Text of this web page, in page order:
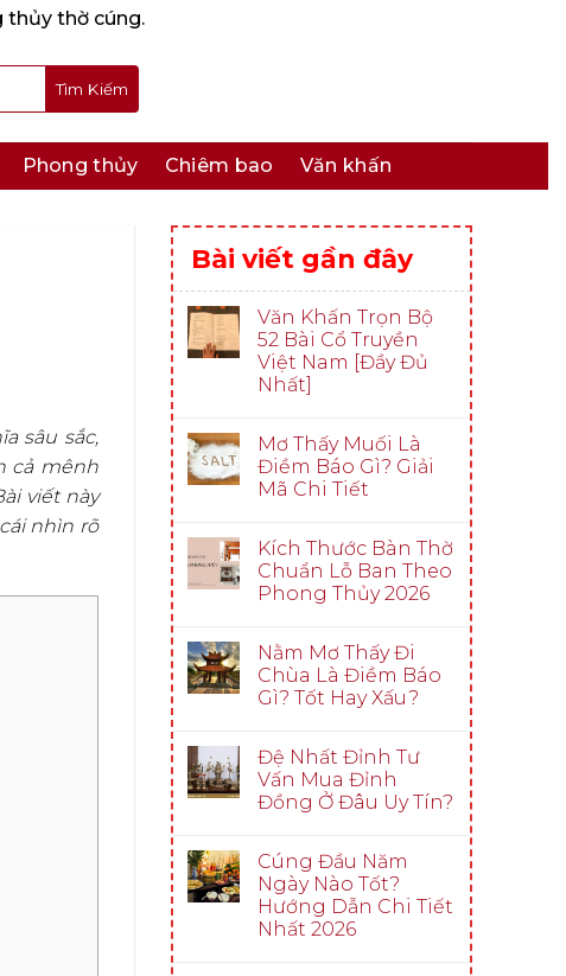
thủy thờ cúng.
Phong thủy Chiêm bao Văn khấn
sâu sắc,
cả mênh
viết này
nhìn rõ
Bài viết gần đây
Văn Khấn Trọn Bộ
52 Bài Cổ Truyền
Việt Nam [Đầy Đủ
Nhất]
Mơ Thấy Muối Là
Điềm Báo Gì? Giải
Mã Chi Tiết
Kích Thước Bàn Thờ
Chuẩn Lỗ Ban Theo
Phong Thủy 2026
Nằm Mơ Thấy Đi
Chùa Là Điềm Báo
Gì? Tốt Hay Xấu?
Đệ Nhất Đỉnh Tư
Vấn Mua Đỉnh
Đồng Ở Đâu Uy Tín?
Cúng Đầu Năm
Ngày Nào Tốt?
Hướng Dẫn Chi Tiết
Nhất 2026